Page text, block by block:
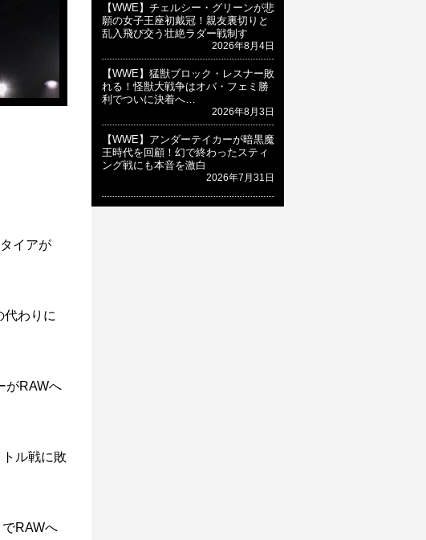
イアが
代わりに
がRAWへ
ル戦に敗
RAWへ
【WWE】チェルシー・グリーンが悲
願の女子王座初戴冠！親友裏切りと
乱入飛び交う壮絶ラダー戦制す
2026年8月4日
【WWE】猛獣ブロック・レスナー敗
れる！怪獣大戦争はオバ・フェミ勝
利でついに決着へ…
2026年8月3日
【WWE】アンダーテイカーが暗黒魔
王時代を回顧！幻で終わったスティ
ング戦にも本音を激白
2026年7月31日